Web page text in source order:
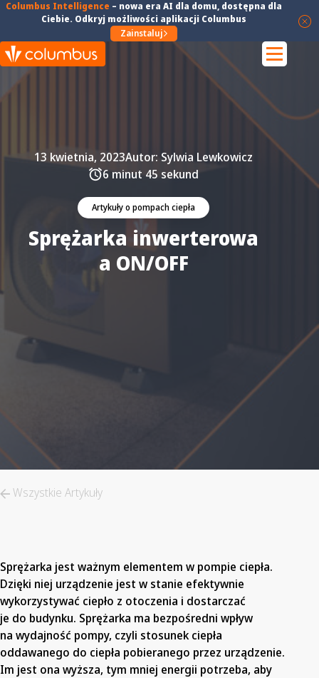
Columbus Intelligence – nowa era AI dla domu, dostępna dla
Ciebie. Odkryj możliwości aplikacji Columbus
Zainstaluj
Artykuły o pompach ciepła
13 kwietnia, 2023Autor: Sylwia Lewkowicz
6 minut 45 sekund
Sprężarka inwerterowa
a ON/OFF
Wszystkie Artykuły
Sprężarka jest ważnym elementem w pompie ciepła.
Dzięki niej urządzenie jest w stanie efektywnie
wykorzystywać ciepło z otoczenia i dostarczać
je do budynku. Sprężarka ma bezpośredni wpływ
na wydajność pompy, czyli stosunek ciepła
oddawanego do ciepła pobieranego przez urządzenie.
Im jest ona wyższa, tym mniej energii potrzeba, aby